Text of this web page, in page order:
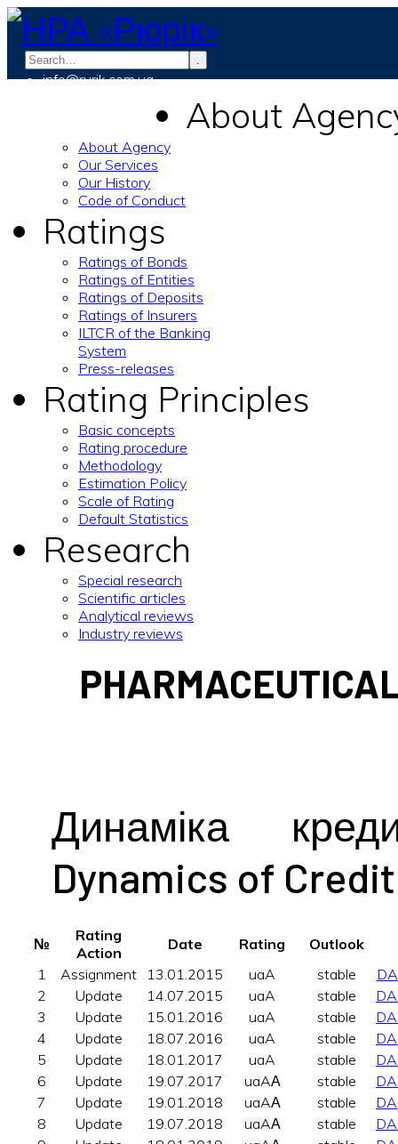
.
info@rurik.com.ua
About
About Agency
Our Services
Our History
Code of Conduct
Ratings
Ratings of Bonds
Ratings of Entities
Ratings of Deposits
Ratings of Insurers
ILTCR of the Banking
System
Press-releases
Rating Principles
Basic concepts
Rating procedure
Methodology
Estimation Policy
Scale of Rating
Default Statistics
Research
Special research
Scientific articles
Analytical reviews
Industry reviews
Динаміка
Dynamics of
№
Rating
Action
Date Rating
Outlook
1
Assignment 13.01.2015 uaA stable
2
Update 14.07.2015 uaA stable
3
Update 15.01.2016 uaA stable
4
Update 18.07.2016 uaA stable
5
Update 18.01.2017 uaA stable
6
Update 19.07.2017 uaAА stable
7
Update 19.01.2018 uaAА stable
8
Update 19.07.2018 uaAА stable